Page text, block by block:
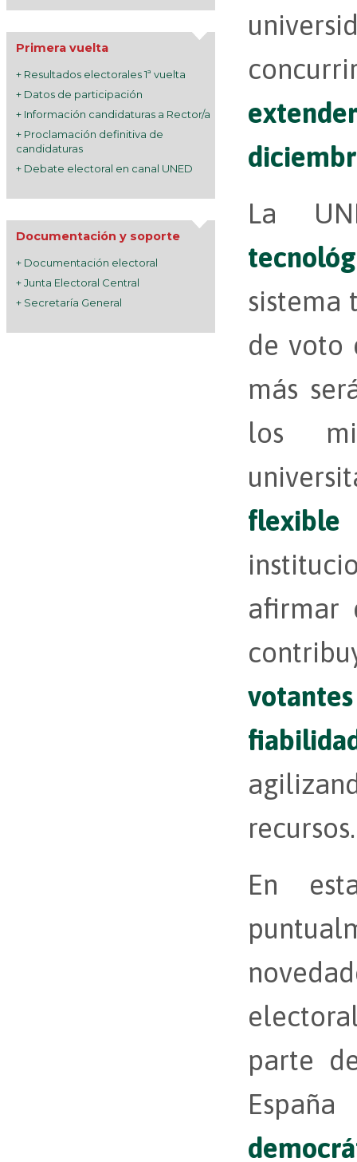
Primera vuelta
+ Resultados electorales 1ª vuelta
+ Datos de participación
+ Información candidaturas a Rector/a
+ Proclamación definitiva de
candidaturas
+ Debate electoral en canal UNED
Documentación y soporte
+ Documentación electoral
+ Junta Electoral Central
+ Secretaría General
La
sistema
de voto
más
los
afirmar
votantes
recursos.
En
parte